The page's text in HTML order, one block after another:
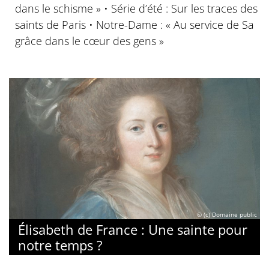
dans le schisme » • Série d’été : Sur les traces des
saints de Paris • Notre-Dame : « Au service de Sa
grâce dans le cœur des gens »
© (c) Domaine public
Élisabeth de France : Une sainte pour
notre temps ?